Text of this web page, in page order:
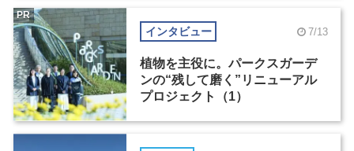
インタビュー 7/13
植物を主役に。パークスガーデ
ンの“残して磨く”リニューアル
プロジェクト（1）
PR